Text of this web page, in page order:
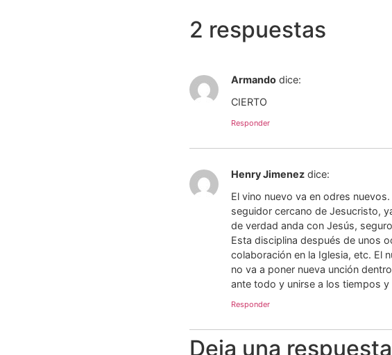
2 respuestas
Armando dice:
CIERTO
Responder
Henry Jimenez dice:
El vino nuevo va en odres
seguidor cercano de Jesucristo,
de verdad anda con Jesús,
Esta disciplina después de unos
colaboración en la Iglesia, etc. El
no va a poner nueva unción
ante todo y unirse a los tiempos
Responder
Deja una respuesta